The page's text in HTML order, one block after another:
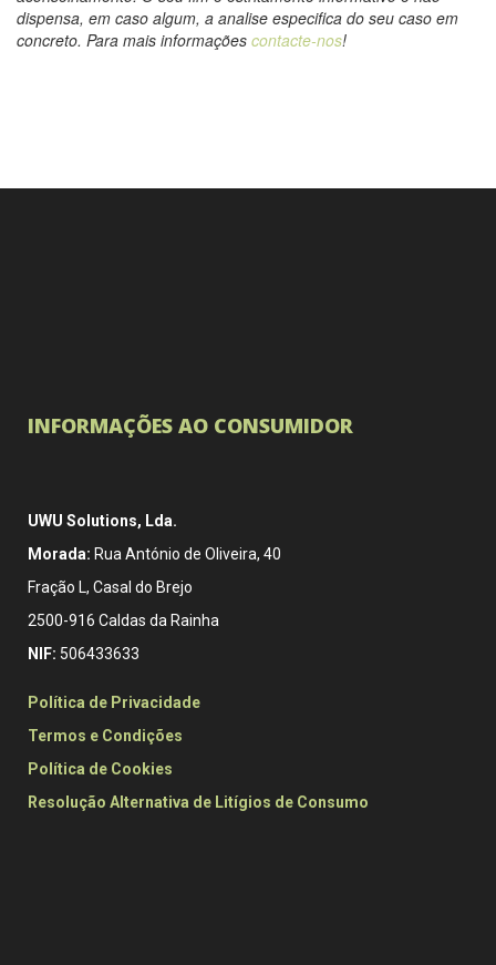
dispensa, em caso algum, a analise especifica do seu caso em
concreto. Para mais informações contacte-nos!
INFORMAÇÕES AO CONSUMIDOR
UWU Solutions, Lda.
Morada: Rua António de Oliveira, 40
Fração L, Casal do Brejo
2500-916 Caldas da Rainha
NIF: 506433633
Política de Privacidade
Termos e Condições
Política de Cookies
Resolução Alternativa de Litígios de Consumo